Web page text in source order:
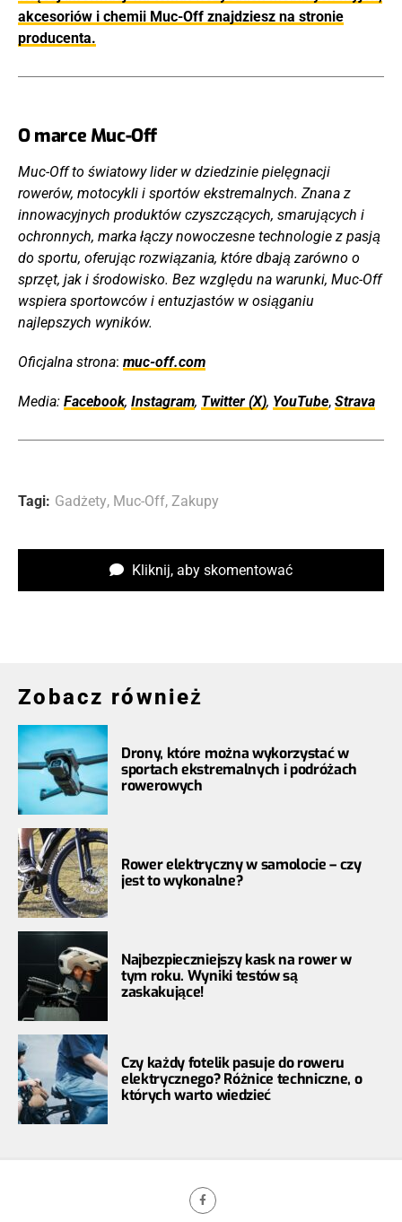
akcesoriów i chemii Muc-Off znajdziesz na stronie
producenta.
O marce Muc-Off
Muc-Off to światowy lider w dziedzinie pielęgnacji
rowerów, motocykli i sportów ekstremalnych. Znana z
innowacyjnych produktów czyszczących, smarujących i
ochronnych, marka łączy nowoczesne technologie z pasją
do sportu, oferując rozwiązania, które dbają zarówno o
sprzęt, jak i środowisko. Bez względu na warunki, Muc-Off
wspiera sportowców i entuzjastów w osiąganiu
najlepszych wyników.
Oficjalna strona: muc-off.com
Media: Facebook, Instagram, Twitter (X), YouTube, Strava
Tagi: Gadżety, Muc-Off, Zakupy
Kliknij, aby skomentować
Zobacz również
Drony, które można wykorzystać w
sportach ekstremalnych i podróżach
rowerowych
Rower elektryczny w samolocie – czy
jest to wykonalne?
Najbezpieczniejszy kask na rower w
tym roku. Wyniki testów są
zaskakujące!
Czy każdy fotelik pasuje do roweru
elektrycznego? Różnice techniczne, o
których warto wiedzieć